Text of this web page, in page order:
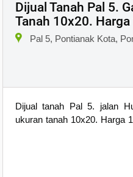
Dijual Tanah Pal 5.
Tanah 10x20.
Pal 5, Pontianak Kota,
Dijual tanah Pal 5. jalan
ukuran tanah 10x20. Harga